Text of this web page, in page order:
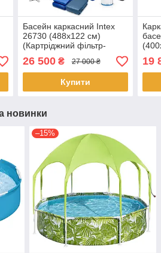
Басейн каркасний Intex
26730 (488х122 см)
(Картріджний фільтр-
насос 5 678 л/год,
драбина, тент, підстилка)
26 500₴ 27 000 ₴
Купити
19
новинки
–15%